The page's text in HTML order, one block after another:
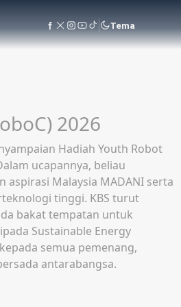
Tema
Mordi Bimol di UiTM
yang terdiri daripada
sukan serta wakil agensi
jaringan kerjasama serta
Negara, YBrs. Encik Jefri
En. Khairul Nizam Morshidi;